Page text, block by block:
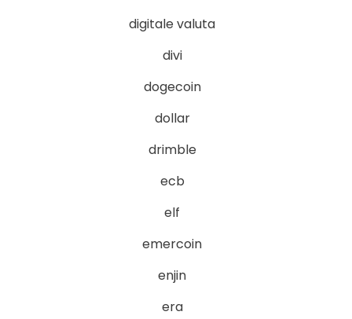
digitale valuta
divi
dogecoin
dollar
drimble
ecb
elf
emercoin
enjin
era